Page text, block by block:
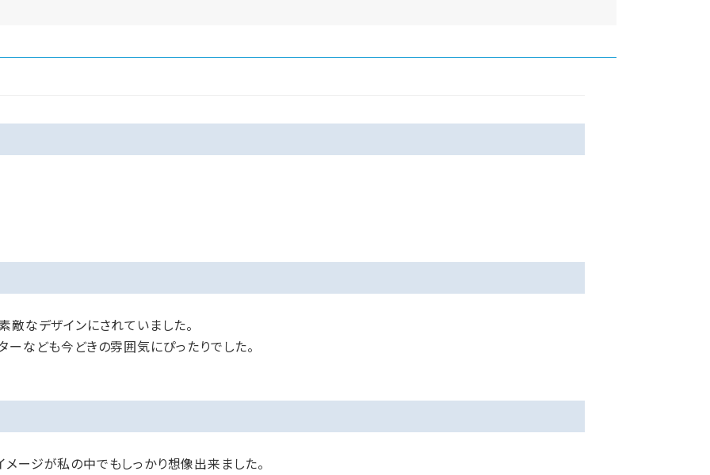
敵なデザインにされていました。
ーなども今どきの雰囲気にぴったりでした。
ージが私の中でもしっかり想像出来ました。